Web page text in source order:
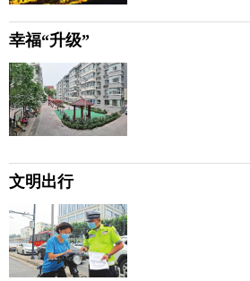
幸福“升级”
文明出行